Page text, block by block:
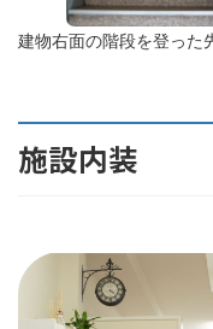
建物右面の階段を登った
施設内装